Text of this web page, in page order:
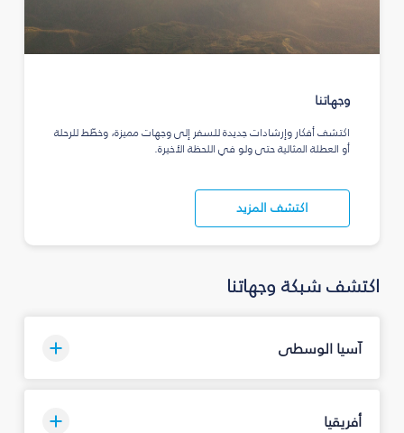
وجهاتنا
اكتشف أفكار وإرشادات جديدة للسفر إلى وجهات مميزة، وخطّط للرحلة
أو العطلة المثالية حتى ولو في اللحظة الأخيرة.
اكتشف المزيد
اكتشف شبكة وجهاتنا
آسيا الوسطى
أفريقيا